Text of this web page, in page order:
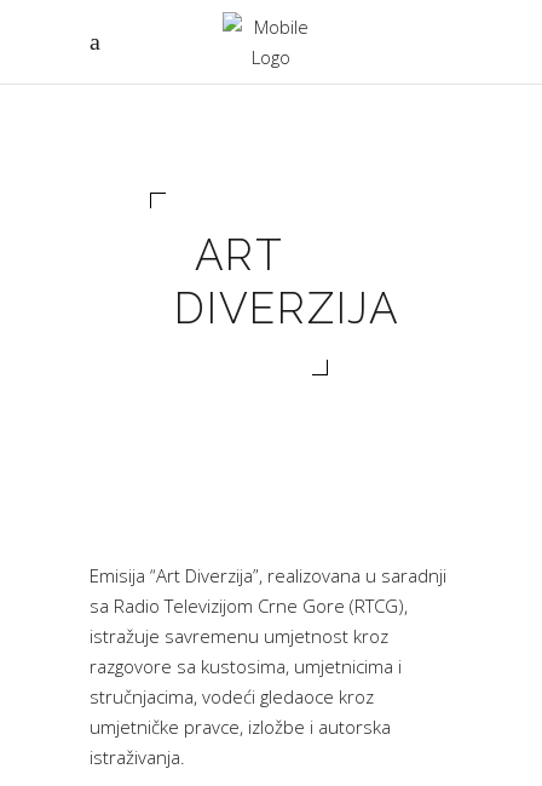
ART
DIVERZIJA
Emisija “Art Diverzija”, realizovana u saradnji
sa Radio Televizijom Crne Gore (RTCG),
istražuje savremenu umjetnost kroz
razgovore sa kustosima, umjetnicima i
stručnjacima, vodeći gledaoce kroz
umjetničke pravce, izložbe i autorska
istraživanja.